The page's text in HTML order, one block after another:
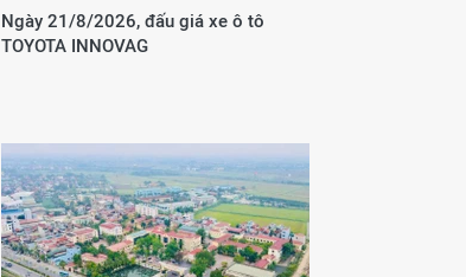
Ngày 21/8/2026, đấu giá xe ô tô
TOYOTA INNOVAG